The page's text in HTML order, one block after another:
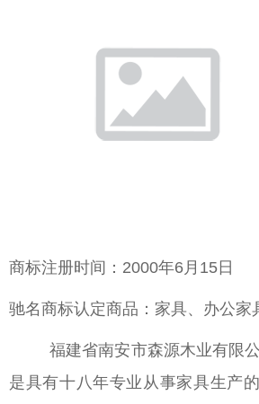
商标注册时间：2000年6月15日
驰名商标认定商品：家具、办公家
福建省南安市森源木业有限公
是具有十八年专业从事家具生产